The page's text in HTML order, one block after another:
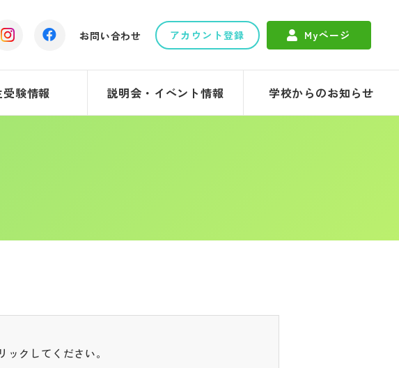
お問い合わせ アカウント登録 Myページ
験情報 説明会・イベント情報 学校からのお知らせ
ックしてください。